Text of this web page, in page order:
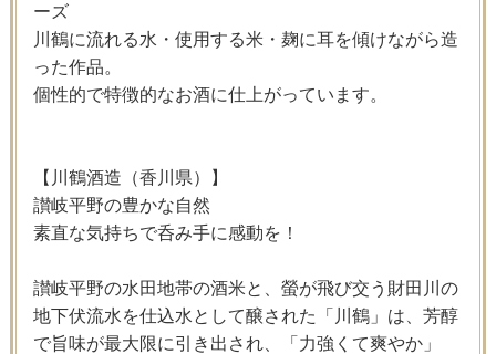
ーズ
川鶴に流れる水・使用する米・麹に耳を傾けながら造
った作品。
個性的で特徴的なお酒に仕上がっています。
【川鶴酒造（香川県）】
讃岐平野の豊かな自然
素直な気持ちで呑み手に感動を！
讃岐平野の水田地帯の酒米と、螢が飛び交う財田川の
地下伏流水を仕込水として醸された「川鶴」は、芳醇
で旨味が最大限に引き出され、「力強くて爽やか」